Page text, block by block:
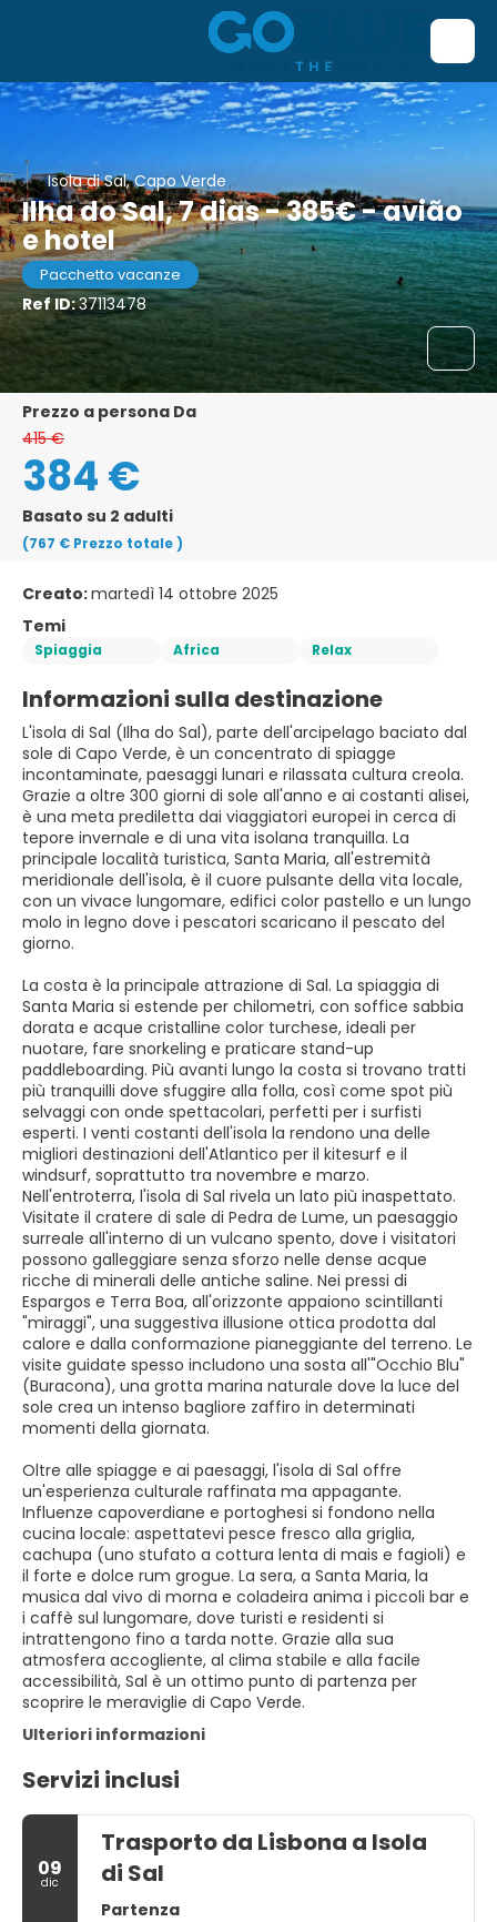
Isola di Sal, Capo Verde
Ilha do Sal, 7 dias - 385€ - avião
e hotel
Pacchetto vacanze
Ref ID:37113478
prezzo a persona Da
415 €
384 €
Basato su 2 adulti
(767 € Prezzo totale)
Creato:martedì 14 ottobre 2025
Temi
Spiaggia Africa Relax
Informazioni sulla destinazione
L'isola di Sal (Ilha do Sal), parte dell'arcipelago baciato dal
sole di Capo Verde, è un concentrato di spiagge
incontaminate, paesaggi lunari e rilassata cultura creola.
Grazie a oltre 300 giorni di sole all'anno e ai costanti alisei,
è una meta prediletta dai viaggiatori europei in cerca di
tepore invernale e di una vita isolana tranquilla. La
principale località turistica, Santa Maria, all'estremità
meridionale dell'isola, è il cuore pulsante della vita locale,
con un vivace lungomare, edifici color pastello e un lungo
molo in legno dove i pescatori scaricano il pescato del
giorno.
La costa è la principale attrazione di Sal. La spiaggia di
Santa Maria si estende per chilometri, con soffice sabbia
dorata e acque cristalline color turchese, ideali per
nuotare, fare snorkeling e praticare stand-up
paddleboarding. Più avanti lungo la costa si trovano tratti
più tranquilli dove sfuggire alla folla, così come spot più
selvaggi con onde spettacolari, perfetti per i surfisti
esperti. I venti costanti dell'isola la rendono una delle
migliori destinazioni dell'Atlantico per il kitesurf e il
windsurf, soprattutto tra novembre e marzo.
Nell'entroterra, l'isola di Sal rivela un lato più inaspettato.
Visitate il cratere di sale di Pedra de Lume, un paesaggio
surreale all'interno di un vulcano spento, dove i visitatori
possono galleggiare senza sforzo nelle dense acque
ricche di minerali delle antiche saline. Nei pressi di
Espargos e Terra Boa, all'orizzonte appaiono scintillanti
"miraggi", una suggestiva illusione ottica prodotta dal
calore e dalla conformazione pianeggiante del terreno. Le
visite guidate spesso includono una sosta all'"Occhio Blu"
(Buracona), una grotta marina naturale dove la luce del
sole crea un intenso bagliore zaffiro in determinati
momenti della giornata.
Oltre alle spiagge e ai paesaggi, l'isola di Sal offre
un'esperienza culturale raffinata ma appagante.
Influenze capoverdiane e portoghesi si fondono nella
cucina locale: aspettatevi pesce fresco alla griglia,
cachupa (uno stufato a cottura lenta di mais e fagioli) e
il forte e dolce rum grogue. La sera, a Santa Maria, la
musica dal vivo di morna e coladeira anima i piccoli bar e
i caffè sul lungomare, dove turisti e residenti si
intrattengono fino a tarda notte. Grazie alla sua
atmosfera accogliente, al clima stabile e alla facile
accessibilità, Sal è un ottimo punto di partenza per
scoprire le meraviglie di Capo Verde.
Ulteriori informazioni
Servizi inclusi
09
dic
Trasporto da Lisbona a Isola
di Sal
Partenza